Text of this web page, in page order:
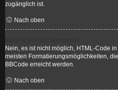
zugänglich ist.
Nach oben
Nein, es ist nicht möglich, HTML-Code
meisten Formatierungsmöglichkeiten,
BBCode erreicht werden.
Nach oben